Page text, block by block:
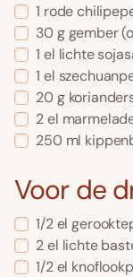
1 rode
30 g gember
1 el lichte
1 el
20 g
2el
250 ml
Voor de
1/2 el
2el lichte
1/2 el